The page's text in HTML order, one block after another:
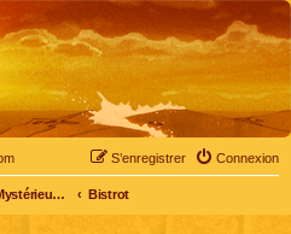
Connexion
S’enregistrer
Forum Les Mystérieuses Cités d'Or Bistrot